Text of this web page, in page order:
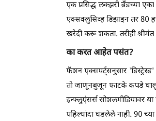
एक प्रसिद्ध लक्झरी ब्रँडच्या
एक्सक्लुसिव्ह डिझाइन तर 80
खरेदी करू शकता. तरीही श्रीमंत
का करत आहेत पसंत?
फॅशन एक्सपर्ट्सनुसार
तो जाणूनबुजून फाटके कपडे घालू
इन्फ्लुएंसर्स सोशलमीडियावर
पहिल्यांदा घडलेले नाही. 90